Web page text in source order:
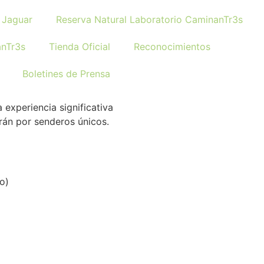
Reserva Natural Laboratorio CaminanTr3s
Tienda Oficial Reconocimientos
Boletines de Prensa
experiencia significativa
por senderos únicos.